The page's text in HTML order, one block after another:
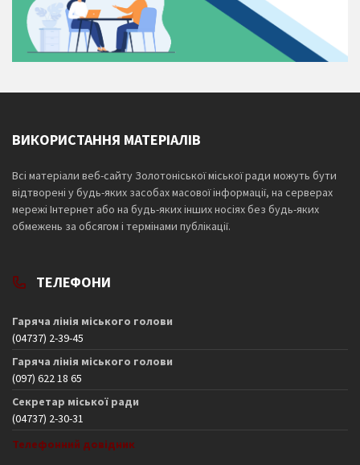
ВИКОРИСТАННЯ МАТЕРІАЛІВ
Всі матеріали веб-сайту Золотоніської міської ради можуть бути
відтворені у будь-яких засобах масової інформації, на серверах
мережі Інтернет або на будь-яких інших носіях без будь-яких
обмежень за обсягом і термінами публікації.
ТЕЛЕФОНИ
Гаряча лінія міського голови
(04737) 2-39-45
Гаряча лінія міського голови
(097) 622 18 65
Секретар міської ради
(04737) 2-30-31
Телефонний довідник